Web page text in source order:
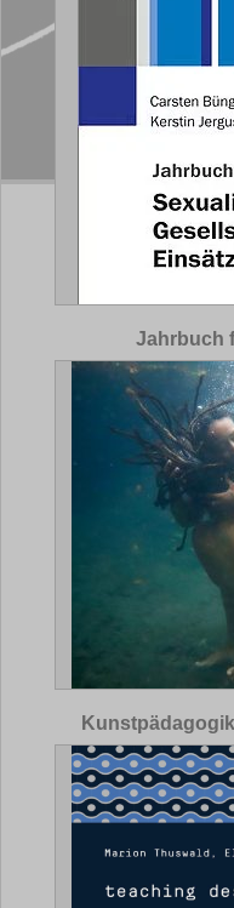
Jahrbuch